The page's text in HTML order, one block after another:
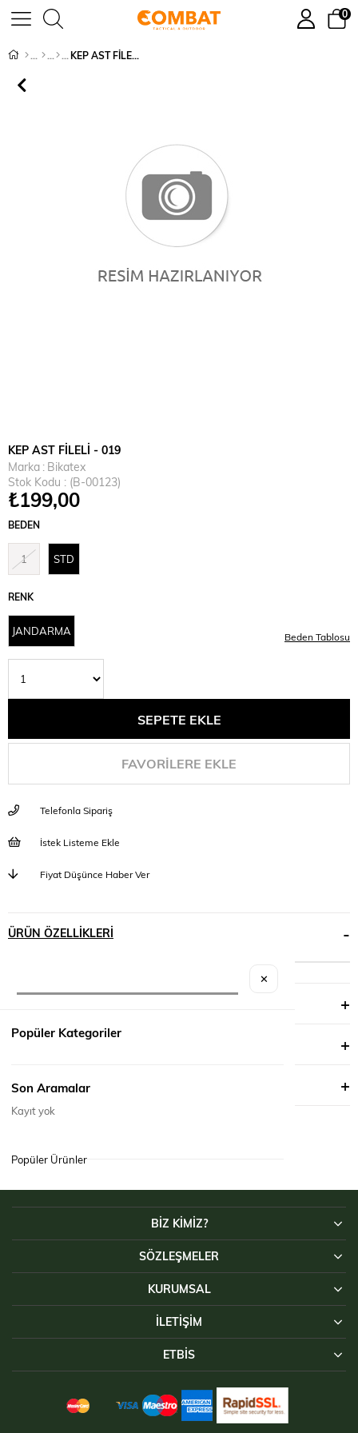
0
KEP AST FİLELİ - 019
KEP AST FİLELİ - 019
Marka : Bikatex
Stok Kodu
(B-00123)
₺199,00
BEDEN
1 STD
RENK
JANDARMA Beden Tablosu
FAVORILERE EKLE
Telefonla Sipariş
İstek Listeme Ekle
Fiyat Düşünce Haber Ver
ÜRÜN ÖZELLIKLERI
ÖDEME SEÇENEKLERI
ÜRÜN ÖNERILERI
BİZ KİMİZ?
SÖZLEŞMELER
KURUMSAL
İLETIŞIM
ETBİS
✕
Popüler Kategoriler
Son Aramalar
Kayıt yok
Popüler Ürünler